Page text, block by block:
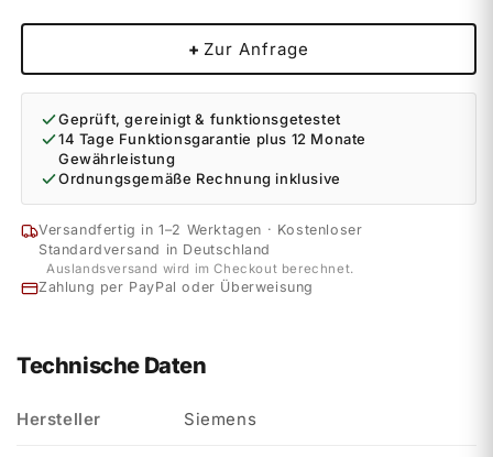
+ Zur Anfrage
Geprüft, gereinigt & funktionsgetestet
14 Tage Funktionsgarantie plus 12 Monate
Gewährleistung
Ordnungsgemäße Rechnung inklusive
Versandfertig in 1–2 Werktagen · Kostenloser
Standardversand in Deutschland
Auslandsversand wird im Checkout berechnet.
Zahlung per PayPal oder Überweisung
Technische Daten
Hersteller Siemens